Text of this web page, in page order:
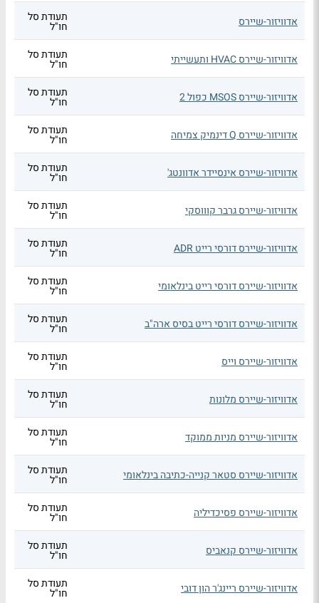
אדוויזור-שיירס תעודת סל
חו"ל
אדוויזור-שיירס HVAC ותעשייתי תעודת סל
חו"ל
אדוויזור-שיירס MSOS כפול 2 תעודת סל
חו"ל
אדוויזור-שיירס Q דינמיק צמיחה תעודת סל
חו"ל
אדוויזור-שיירס אינסיידר אדוונטג' תעודת סל
חו"ל
אדוויזור-שיירס גרבר קוווסקי תעודת סל
חו"ל
אדוויזור-שיירס דורסי רייט ADR תעודת סל
חו"ל
אדוויזור-שיירס דורסי רייט בינלאומי תעודת סל
חו"ל
אדוויזור-שיירס דורסי רייט בסיס ארה"ב תעודת סל
חו"ל
אדוויזור-שיירס וייס תעודת סל
חו"ל
אדוויזור-שיירס מלונות תעודת סל
חו"ל
אדוויזור-שיירס מניות ממוקד תעודת סל
חו"ל
אדוויזור-שיירס סטאר קנייה-כתיבה בינלאומי תעודת סל
חו"ל
אדוויזור-שיירס פסיכדיליה תעודת סל
חו"ל
אדוויזור-שיירס קנאביס תעודת סל
חו"ל
אדוויזור-שיירס ריינג'ר הון דובי תעודת סל
חו"ל